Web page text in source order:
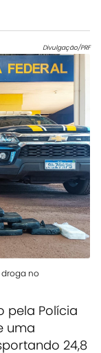
Divulgação/PRF
no
pela Polícia
uma
24,8